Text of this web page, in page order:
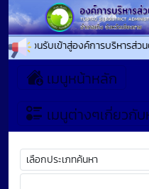
ดีต้อนรับเข้าสู่องค์การบริหารส่วนต
เมนูหน้าหลัก
เมนูต่างๆเกี่ยวกั